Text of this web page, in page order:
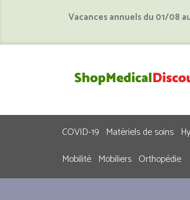
Vacances annuels du 01/08
COVID-19 Matériels de soins
Mobilité Mobiliers Orthopédie